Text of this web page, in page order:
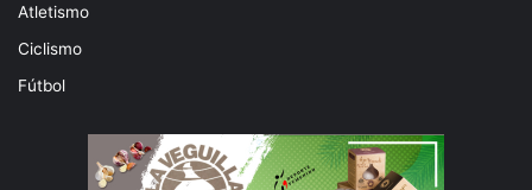
Atletismo
Ciclismo
Fútbol